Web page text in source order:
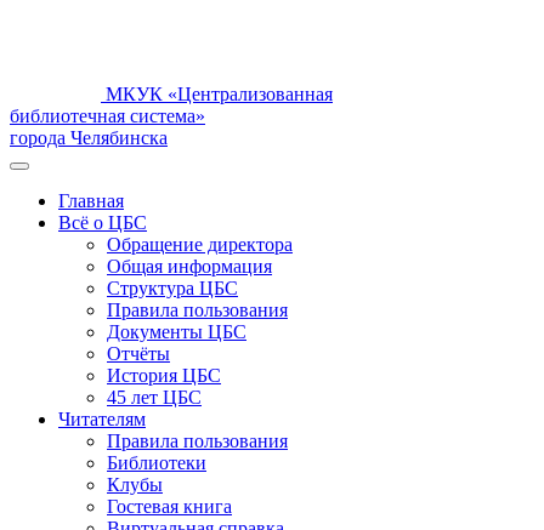
МКУК «Централизованная
библиотечная система»
города Челябинска
Главная
Всё о ЦБС
Обращение директора
Общая информация
Структура ЦБС
Правила пользования
Документы ЦБС
Отчёты
История ЦБС
45 лет ЦБС
Читателям
Правила пользования
Библиотеки
Клубы
Гостевая книга